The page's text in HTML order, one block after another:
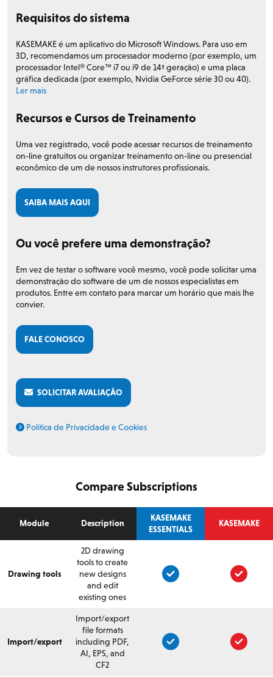
Requisitos do sistema
KASEMAKE é um aplicativo do Microsoft Windows. Para uso em
3D, recomendamos um processador moderno (por exemplo, um
processador Intel® Core™ i7 ou i9 de 14ª geração) e uma placa
gráfica dedicada (por exemplo, Nvidia GeForce série 30 ou 40).
Ler mais
Recursos e Cursos de Treinamento
Uma vez registrado, você pode acessar recursos de treinamento
on-line gratuitos ou organizar treinamento on-line ou presencial
econômico de um de nossos instrutores profissionais.
SAIBA MAIS AQUI
Ou você prefere uma demonstração?
Em vez de testar o software você mesmo, você pode solicitar uma
demonstração do software de um de nossos especialistas em
produtos. Entre em contato para marcar um horário que mais lhe
convier.
FALE CONOSCO
SOLICITAR AVALIAÇÃO
Política de Privacidade e Cookies
Compare Subscriptions
Module Description
KASEMAKE
ESSENTIALS
KASEMAKE
Drawing tools
2D drawing
tools to create
new designs
and edit
existing ones
Import/export
Import/export
file formats
including PDF,
AI, EPS, and
CF2